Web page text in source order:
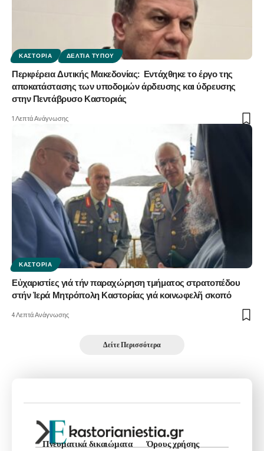
ΚΑΣΤΟΡΙΆ ΔΕΛΤΊΑ ΤΎΠΟΥ
Περιφέρεια Δυτικής Μακεδονίας: Εντάχθηκε το έργο της
αποκατάστασης των υποδομών άρδευσης και ύδρευσης
στην Πεντάβρυσο Καστοριάς
1 Λεπτά Ανάγνωσης
ΚΑΣΤΟΡΙΆ
Εὐχαριστίες γιά τήν παραχώρηση τμήματος στρατοπέδου
στήν Ἱερά Μητρόπολη Καστορίας γιά κοινωφελῆ σκοπό
4 Λεπτά Ανάγνωσης
Δείτε Περισσότερα
Πνευματικά δικαιώματα
Όρους χρήσης